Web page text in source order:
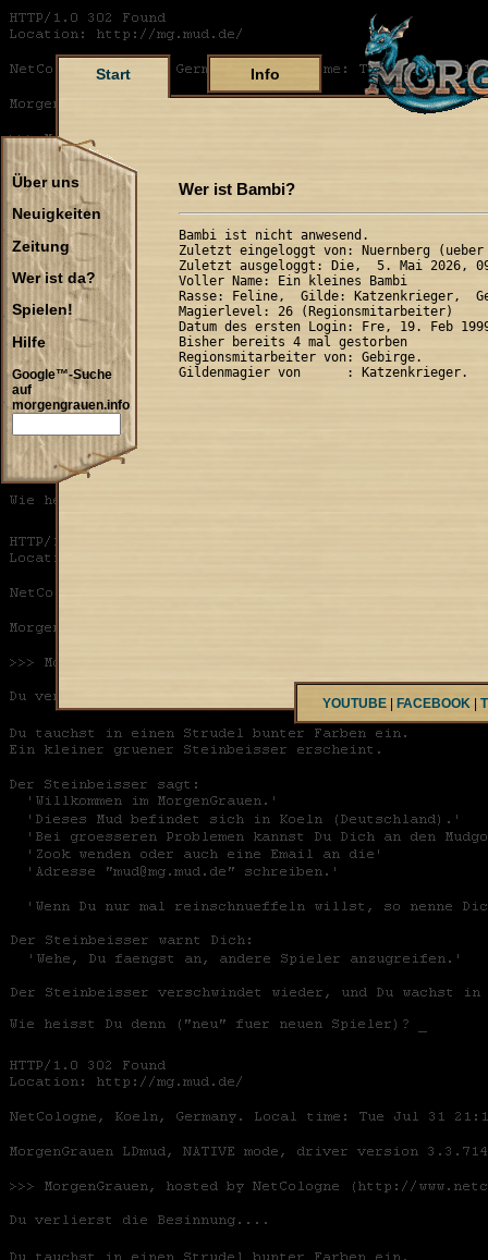
Start Info
Über uns
Neuigkeiten
Zeitung
Wer ist da?
Spielen!
Hilfe
Google™-Suche
auf
morgengrauen.info
Wer ist Bambi?
Bambi ist nicht anwesend.
Zuletzt eingeloggt von: Nuernberg (ueber
Zuletzt ausgeloggt: Die,  5. Mai 2026,
Voller Name: Ein kleines Bambi
Rasse: Feline,  Gilde: Katzenkrieger,
Magierlevel: 26 (Regionsmitarbeiter)
Datum des ersten Login: Fre, 19. Feb
Bisher bereits 4 mal gestorben
Regionsmitarbeiter von: Gebirge.
YOUTUBE FACEBOOK